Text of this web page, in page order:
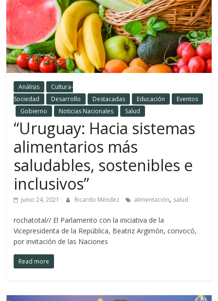
Análisis
Cultura-
Sociedad
Desarrollo Destacadas Educación
Eventos
Gobierno
Noticias Nacionales Salud
“Uruguay: Hacia sistemas
alimentarios más
saludables, sostenibles e
inclusivos”
junio 24, 2021 Ricardo Méndez alimentación, salud
rochatotal// El Parlamento con la iniciativa de la
Vicepresidenta de la República, Beatriz Argimón, convocó,
por invitación de las Naciones
Read more